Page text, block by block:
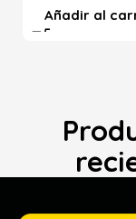
Añadir al